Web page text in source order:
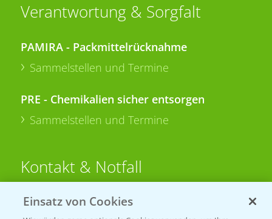
Verantwortung & Sorgfalt
PAMIRA - Packmittelrücknahme
Sammelstellen und Termine
PRE - Chemikalien sicher entsorgen
Sammelstellen und Termine
Kontakt & Notfall
Beratung auf WhatsApp
Einsatz von Cookies